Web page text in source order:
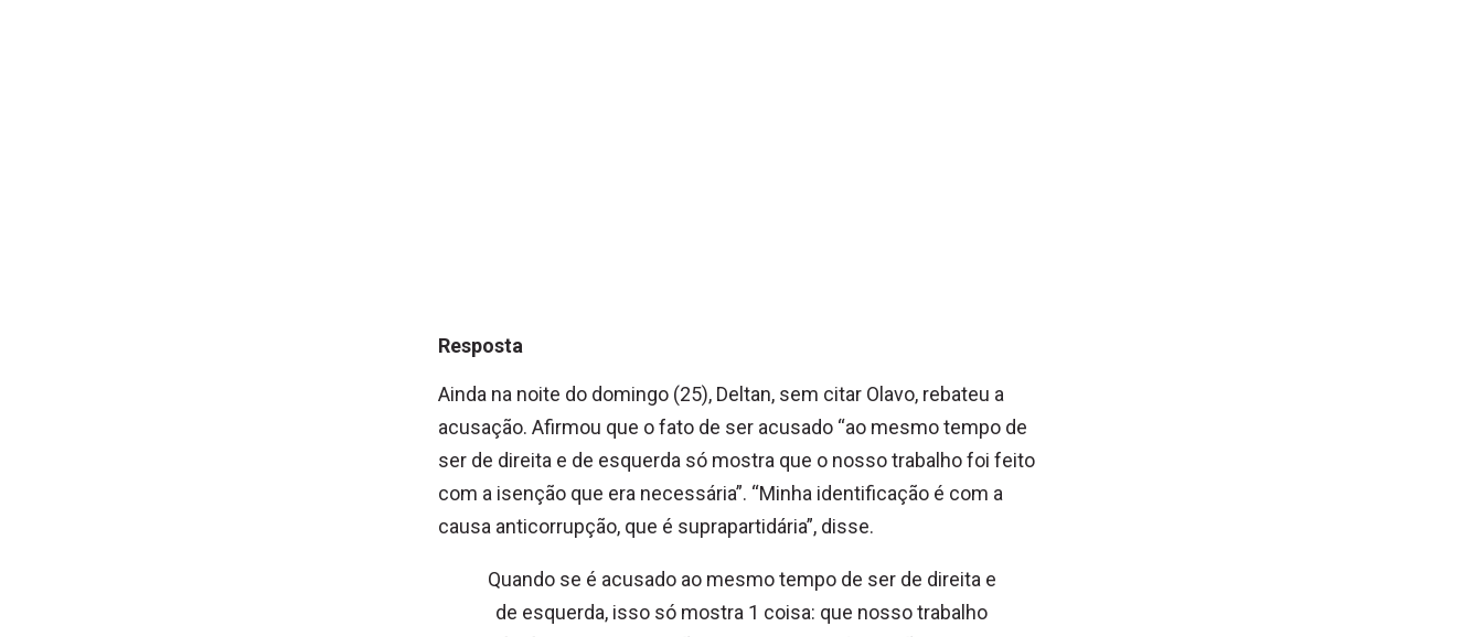
Resposta
Ainda na noite do domingo (25), Deltan, sem citar Olavo, rebateu a
acusação. Afirmou que o fato de ser acusado “ao mesmo tempo de
ser de direita e de esquerda só mostra que o nosso trabalho foi feito
com a isenção que era necessária”. “Minha identificação é com a
causa anticorrupção, que é suprapartidária”, disse.
Quando se é acusado ao mesmo tempo de ser de direita e
de esquerda, isso só mostra 1 coisa: que nosso trabalho